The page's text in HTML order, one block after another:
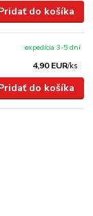
do košíka
4,90 EUR/ks
expedícia 3-5 dní
do košíka